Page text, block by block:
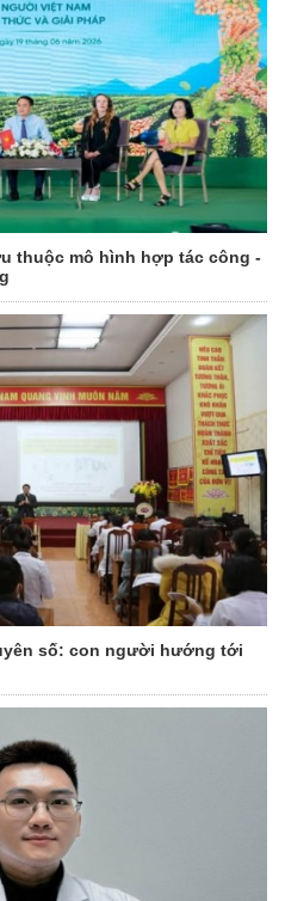
thuộc mô hình hợp tác công -
số: con người hướng tới